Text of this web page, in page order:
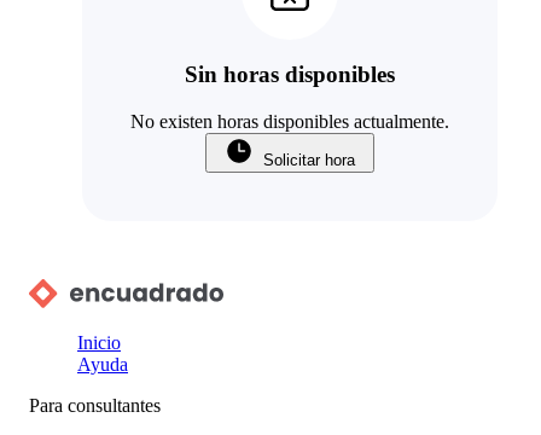
Sin horas disponibles
No existen horas disponibles actualmente.
Solicitar hora
Inicio
Ayuda
Para consultantes